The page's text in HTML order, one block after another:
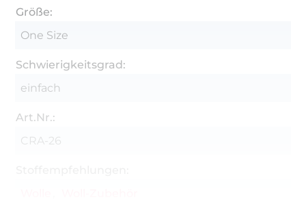
Größe:
One Size
Schwierigkeitsgrad:
einfach
Art.Nr.:
CRA-26